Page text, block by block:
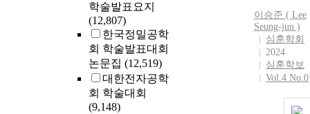
학술발표요지
(12,807)
한국정밀공학
회 학술발표대회
논문집 (12,519)
대한전자공학
회 학술대회
(9,148)
이승준 ( Lee
Seung-jun )
심훈학회
2024
심훈학보
Vol.4 No.0